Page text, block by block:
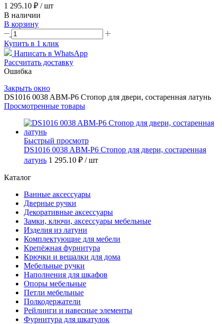
1 295.10 ₽ / шт
В наличии
В корзину
Купить в 1 клик
Написать в WhatsApp
Рассчитать доставку
Ошибка
Закрыть окно
DS1016 0038 ABM-P6 Стопор для двери, состаренная латунь
Просмотренные товары
Быстрый просмотр
DS1016 0038 ABM-P6 Стопор для двери, состаренная
латунь 1 295.10 ₽ / шт
Каталог
Ванные аксессуары
Дверные ручки
Декоративные аксессуары
Замки, ключи, аксессуары мебельные
Изделия из латуни
Комплектующие для мебели
Крепёжная фурнитура
Крючки и вешалки для дома
Мебельные ручки
Наполнения для шкафов
Опоры мебельные
Петли мебельные
Полкодержатели
Рейлинги и навесные элементы
Фурнитура для шкатулок